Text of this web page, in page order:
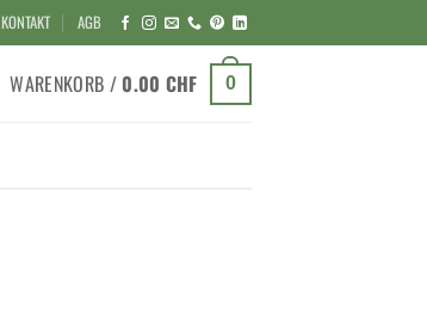
KONTAKT AGB
WARENKORB / 0.00 CHF 0